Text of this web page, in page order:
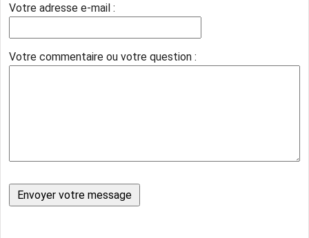
Votre adresse e-mail :
Votre commentaire ou votre question :